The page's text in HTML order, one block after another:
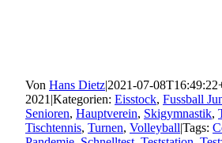
Von Hans Dietz|2021-07-
2021 |Kategorien: Eisstock, Fussball
Senioren, Hauptverein, Skigymnastik,
Tischtennis, Turnen, Volleyball|Tags: